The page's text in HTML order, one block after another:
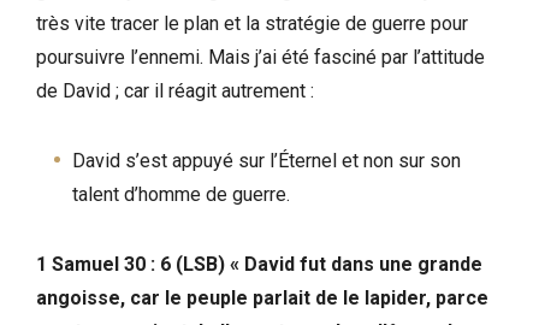
très vite tracer le plan et la stratégie de guerre pour
poursuivre l’ennemi. Mais j’ai été fasciné par l’attitude
de David ; car il réagit autrement :
David s’est appuyé sur l’Éternel et non sur son
talent d’homme de guerre.
1 Samuel 30 : 6 (LSB) « David fut dans une grande
angoisse, car le peuple parlait de le lapider, parce